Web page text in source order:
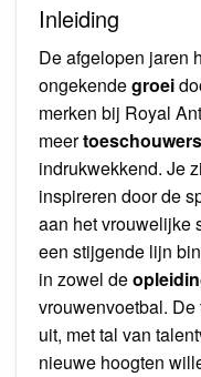
Inleiding
De afgelopen jaren
ongekendegroei
merken bij Royal
meertoeschouwers
indrukwekkend. Je
inspireren door de
aan het vrouwelijke
een stijgende lijn
in zowel de
vrouwenvoetbal.
uit, met tal van
nieuwe hoogten